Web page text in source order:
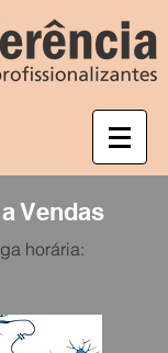
Vendas
horária: